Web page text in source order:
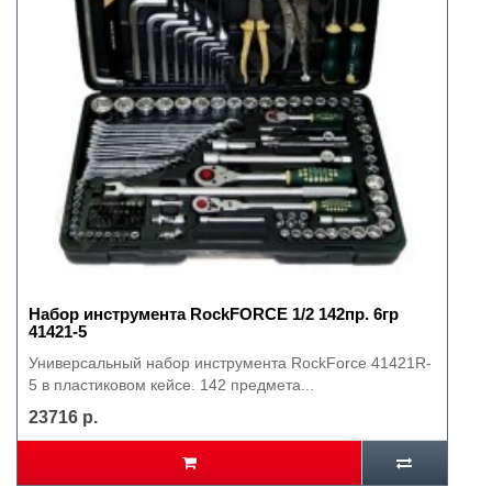
Набор инструмента RockFORCE 1/2 142пр. 6гр
41421-5
Универсальный набор инструмента RockForce 41421R-
5 в пластиковом кейсе. 142 предмета...
23716 р.